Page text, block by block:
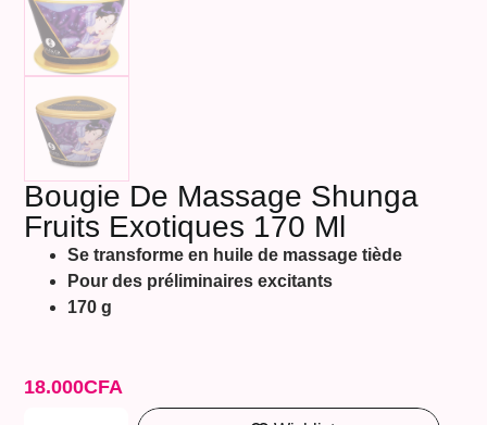
Bougie De Massage Shunga
Fruits Exotiques 170 Ml
Se transforme en huile de massage tiède
Pour des préliminaires excitants
170 g
18.000CFA